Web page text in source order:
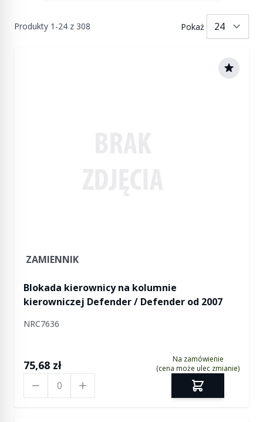
Produkty 1 -24 z 308 Pokaż
ZAMIENNIK
Blokada kierownicy na kolumnie
kierowniczej Defender / Defender od 2007
NRC7636
75,68 zł
Na zamówienie
(cena może ulec zmianie)